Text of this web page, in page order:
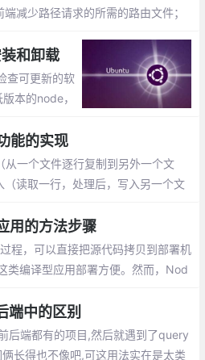
减少路径请求的所需的路由文件；
和卸载
查可更新的软
本的node，
道。安装更新
能的实现
一个文件逐行复制到另外一个文
读取一行，处理后，写入另一个文
index.js
用的方法步骤
程，可以直接把源代码拷贝到部署机
类编译型应用部署方便。然而，Nod
中的区别
后端都有的项目,然后就遇到了query
长得也不像吧,可这用法实在是太类